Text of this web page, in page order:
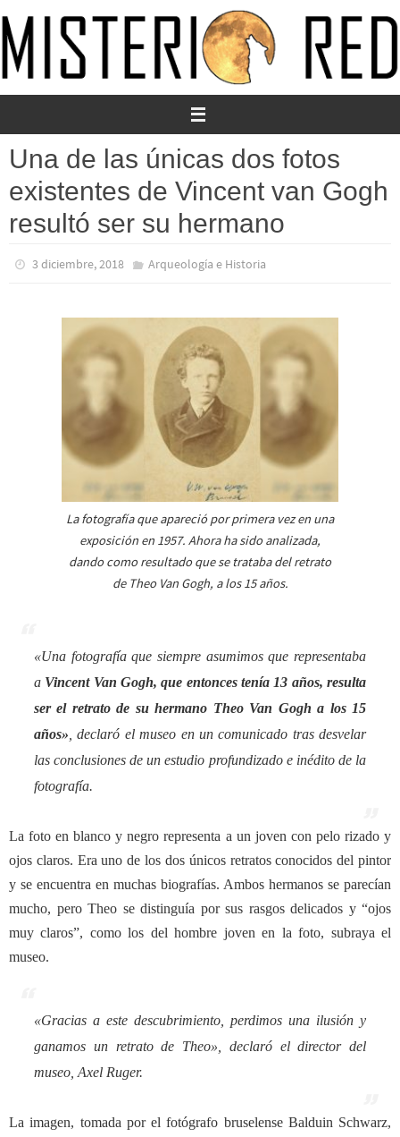
al
contenido
Una de las únicas dos fotos
existentes de Vincent van Gogh
resultó ser su hermano
3 diciembre, 2018 Arqueología e Historia
La fotografía que apareció por primera vez en una
exposición en 1957. Ahora ha sido analizada,
dando como resultado que se trataba del retrato
de Theo Van Gogh, a los 15 años.
«Una fotografía que siempre asumimos que representaba
a Vincent Van Gogh, que entonces tenía 13 años, resulta
ser el retrato de su hermano Theo Van Gogh a los 15
años», declaró el museo en un comunicado tras desvelar
las conclusiones de un estudio profundizado e inédito de la
fotografía.
La foto en blanco y negro representa a un joven con pelo rizado y
ojos claros. Era uno de los dos únicos retratos conocidos del pintor
y se encuentra en muchas biografías. Ambos hermanos se parecían
mucho, pero Theo se distinguía por sus rasgos delicados y “ojos
muy claros”, como los del hombre joven en la foto, subraya el
museo.
«Gracias a este descubrimiento, perdimos una ilusión y
ganamos un retrato de Theo», declaró el director del
museo, Axel Ruger.
La imagen, tomada por el fotógrafo bruselense Balduin Schwarz,